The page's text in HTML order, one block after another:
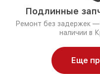
Подлинные
Ремонт без задержек
наличии в
Еще